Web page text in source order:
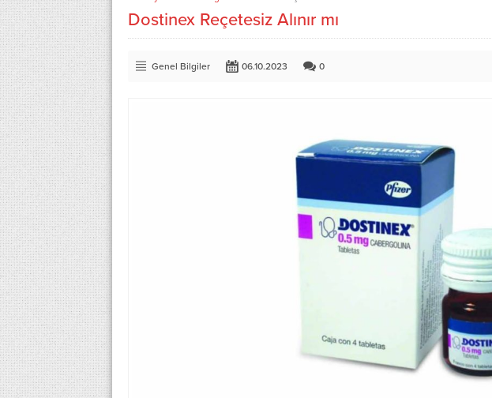
Dostinex Reçetesiz Alınır mı
Genel Bilgiler 06.10.2023 0